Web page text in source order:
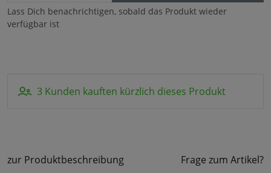
Lass Dich benachrichtigen, sobald das Produkt wieder
verfügbar ist
3 Kunden kauften kürzlich dieses Produkt
zur Produktbeschreibung Frage zum Artikel?